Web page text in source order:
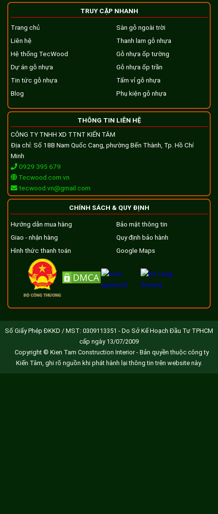
TRUY CẬP NHANH
Trang chủ
Liên hệ
Hệ thống TecWood
Dự án gỗ nhựa
Tin tức gỗ nhựa
Blog
Sàn gỗ ngoài trời
Thanh lam gỗ nhựa
Gỗ nhựa ốp tường
Gỗ nhựa ốp trần
Tấm vỉ gỗ nhựa
Phụ kiện gỗ nhựa
THÔNG TIN LIÊN HỆ
CÔNG TY TNHH XD TTNT KIẾN TÂM
Địa chỉ: Số 18B Nam Quốc Cang, phường Bến Thành, Tp. Hồ Chí
Minh
0929 395 679
Tecwood.com.vn
tecwood.vn@gmail.com
CHÍNH SÁCH & QUY ĐỊNH
Hướng dẫn mua hàng
Giao - nhận hàng
Hình thức thanh toán
Bảo mật thông tin
Quy định bảo hành
Google Maps
Số Giấy Phép ĐKKD / MST: 0309113351 - Do Sở Kế Hoạch Đầu Tư TPHCM
cấp ngày 13/07/2009
Copyright © Kien Tam Construction Interior - Bản quyền thuộc công ty
Kiến Tâm, ghi rõ nguồn khi phát hành lại thông tin trên website này.